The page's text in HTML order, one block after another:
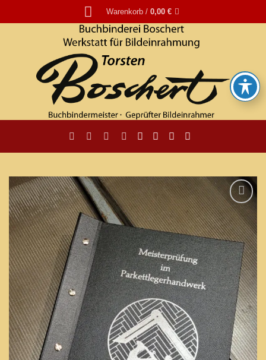
Inhalt
Warenkorb /0,00€
Add to
wishlist